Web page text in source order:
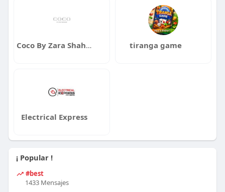
Coco By Zara Shahjahan tiranga game
Electrical Express
¡ Popular !
#best
1433 Mensajes